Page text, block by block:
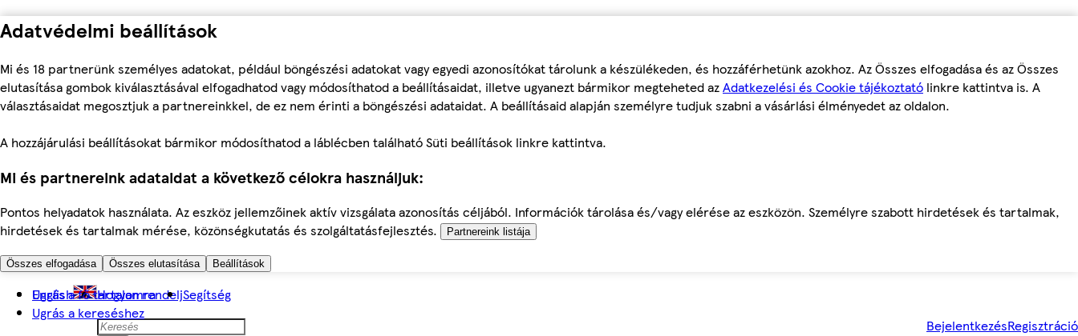
Adatvédelmi beállítások
Mi és 18 partnerünk személyes adatokat, például böngészési adatokat vagy egyedi azonosítókat tárolunk a készülékeden, és hozzáférhetünk azokhoz. Az Összes elfogadása és az Összes
elutasítása gombok kiválasztásával elfogadhatod vagy módosíthatod a beállításaidat, illetve ugyanezt bármikor megteheted azAdatkezelési és Cookie tájékoztató linkre kattintva is. A
választásaidat megosztjuk a partnereinkkel, de ez nem érinti a böngészési adataidat. A beállításaid alapján személyre tudjuk szabni a vásárlási élményedet az oldalon.
A hozzájárulási beállításokat bármikor módosíthatod a láblécben található Süti beállítások linkre kattintva.
Mi és partnereink adataidat a következő célokra használjuk:
Pontos helyadatok használata. Az eszköz jellemzőinek aktív vizsgálata azonosítás céljából. Információk tárolása és/vagy elérése az eszközön. Személyre szabott hirdetések és tartalmak,
hirdetések és tartalmak mérése, közönségkutatás és szolgáltatásfejlesztés.
Partnereink listája
Összes elfogadása Összes elutasítása Beállítások
Ugrás a fő tartalomra
Ugrás a kereséshez
English Hogyan rendeljSegítség
BejelentkezésRegisztráció